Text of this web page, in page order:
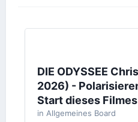
DIE ODYSSEE
2026) -
Start dieses Filmes
in Allgemeines Board